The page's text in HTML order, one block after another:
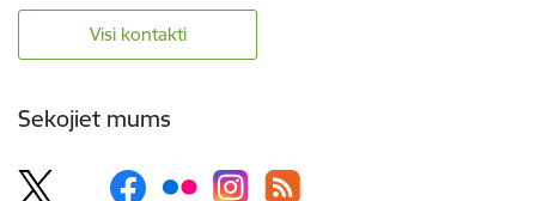
Visi kontakti
Sekojiet mums